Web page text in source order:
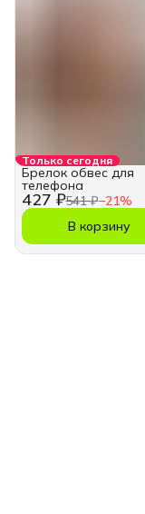
Только сегодня
427 ₽541 ₽−21%
Брелок обвес для
телефона
В корзину